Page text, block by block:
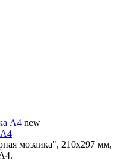
new
А4
мозаика", 210х297 мм,